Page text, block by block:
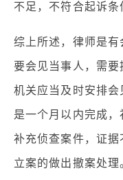
不足，不符合起诉条
综上所述，律师是
要会见当事人，需
机关应当及时安排
是一个月以内完成
补充侦查案件，证
立案的做出撤案处理